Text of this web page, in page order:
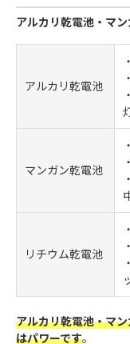
アルカリ乾電池・マ
アルカリ乾電池
マンガン乾電池
リチウム乾電池
アルカリ乾電池・マ
はパワーです。